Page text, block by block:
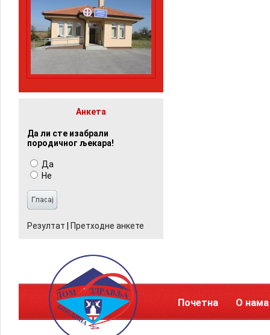
Анкета
Да ли сте изабрали
породичног љекара!
Да
Не
Резултат Претходне анкете
Почетна О нама